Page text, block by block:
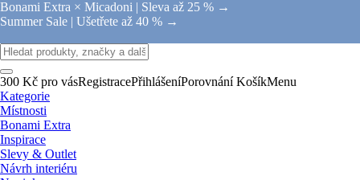
Bonami Extra × Micadoni | Sleva až 25 % →
Summer Sale | Ušetřete až 40 % →
300 Kč pro vásRegistracePřihlášeníPorovnání KošíkMenu
Kategorie
Místnosti
Bonami Extra
Inspirace
Slevy & Outlet
Návrh interiéru